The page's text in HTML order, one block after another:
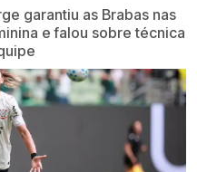
garantiu as Brabas nas
e falou sobre técnica